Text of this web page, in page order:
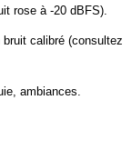
rose à -20 dBFS).
calibré (consultez
ambiances.